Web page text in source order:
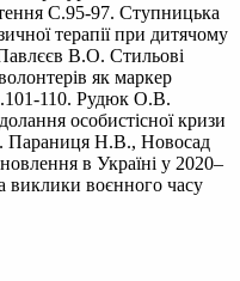
С.95-97. Ступницька
терапії при дитячому
В.О. Стильові
як маркер
110. Рудюк О.В.
особистісної кризи
Параниця Н.В., Новосад
в Україні у 2020–
виклики воєнного часу